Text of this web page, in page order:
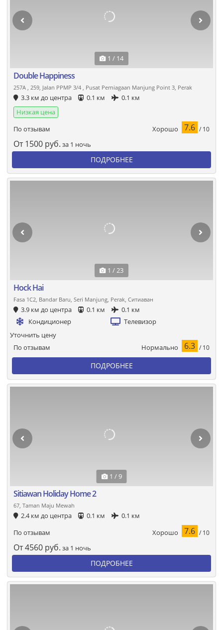
1 / 14
Double Happiness
257A , 259, Jalan PPMP 3/4 , Pusat Perniagaan Manjung Point 3, Perak
3.3 км до центра 0.1 км
0.1 км
Низкая цена
По отзывам
Хорошо 7.6 / 10
От 1500 руб. за 1 ночь
ПОДРОБНЕЕ
1 / 23
Hock Hai
Fasa 1C2, Bandar Baru, Seri Manjung, Perak, Ситиаван
3.9 км до центра 0.1 км
0.1 км
Кондиционер
Телевизор
По отзывам Нормально 6.3 / 10
Уточнить цену
ПОДРОБНЕЕ
1 / 9
Sitiawan Holiday Home 2
67, Taman Maju Mewah
2.4 км до центра 0.1 км
0.1 км
По отзывам
Хорошо 7.6 / 10
От4560 руб. за 1 ночь
ПОДРОБНЕЕ